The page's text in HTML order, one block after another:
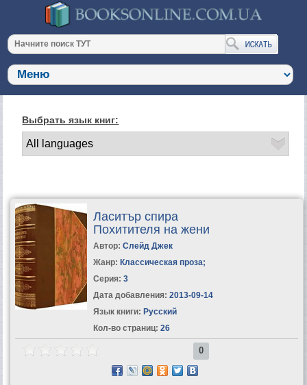
Выбрать язык книг:
Ласитър спира
Похитителя на жени
Автор: Слейд Джек
Жанр: Классическая проза;
Серия: 3
Дата добавления: 2013-09-14
Язык книги: Русский
Кол-во страниц: 26
0